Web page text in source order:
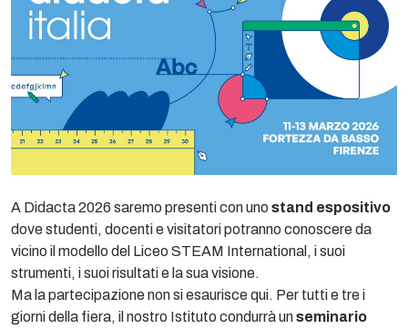
A Didacta 2026 saremo presenti con uno stand espositivo
dove studenti, docenti e visitatori potranno conoscere da
vicino il modello del Liceo STEAM International, i suoi
strumenti, i suoi risultati e la sua visione.
Ma la partecipazione non si esaurisce qui. Per tutti e tre i
giorni della fiera, il nostro Istituto condurrà unseminario